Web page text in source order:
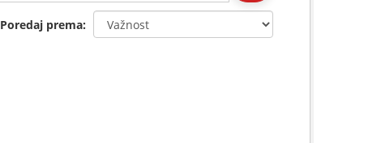
Poredaj prema